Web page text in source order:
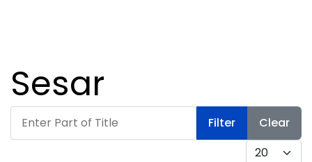
Sesar
Enter Part of Title
Filter Clear
Display #